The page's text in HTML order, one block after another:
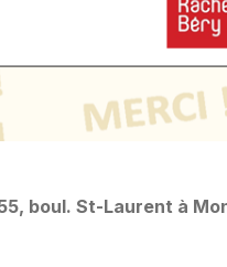
boul. St-Laurent à